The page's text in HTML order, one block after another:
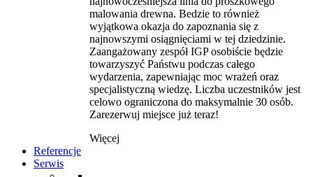
malowania drewna. Bedzie to również
wyjątkowa okazja do zapoznania się z
najnowszymi osiągnięciami w tej dziedzinie.
Zaangażowany zespół IGP osobiście będzie
towarzyszyć Państwu podczas całego
wydarzenia, zapewniając moc wrażeń oraz
specjalistyczną wiedzę. Liczba uczestników jest
celowo ograniczona do maksymalnie 30 osób.
Zarezerwuj miejsce już teraz!
Więcej
Referencje
Serwis